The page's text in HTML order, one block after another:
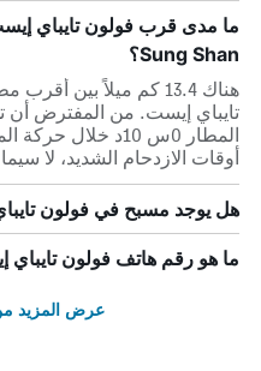
ما مدى قرب فولون تايباي
Sung Shan؟
تايباي إيست. من المفترض أن
المطار 0س 10د
أوقات الازدحام الشديد، لا
هل يوجد مسبح في فولون
ما هو رقم هاتف فولون تايباي
عرض المزيد